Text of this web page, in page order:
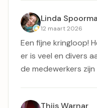
Linda
12 maart 2026
Een fijne kringloop!
er is veel en divers
de medewerkers zijn
Thijs Warnar